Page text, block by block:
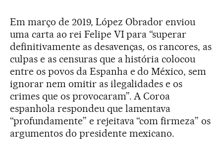
Em março de 2019, López Obrador enviou
uma carta ao rei Felipe VI para “superar
definitivamente as desavenças, os rancores, as
culpas e as censuras que a história colocou
entre os povos da Espanha e do México, sem
ignorar nem omitir as ilegalidades e os
crimes que os provocaram”. A Coroa
espanhola respondeu que lamentava
“profundamente” e rejeitava “com firmeza” os
argumentos do presidente mexicano.